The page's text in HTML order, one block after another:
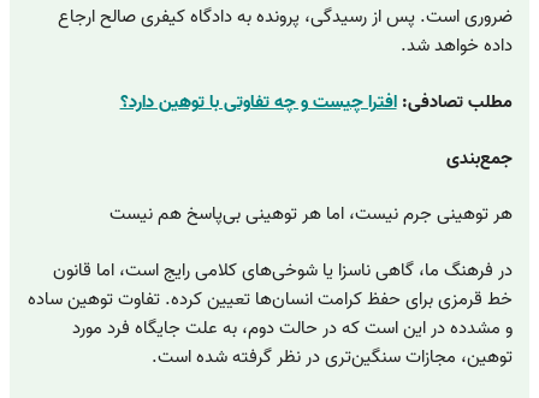
ضروری است. پس از رسیدگی، پرونده به دادگاه کیفری صالح ارجاع
داده خواهد شد.
مطلب تصادفی:افترا چیست و چه تفاوتی با توهین دارد؟
جمع‌بندی
هر توهینی جرم نیست، اما هر توهینی بی‌پاسخ هم نیست
در فرهنگ ما، گاهی ناسزا یا شوخی‌های کلامی رایج است، اما قانون
خط قرمزی برای حفظ کرامت انسان‌ها تعیین کرده. تفاوت توهین ساده
و مشدده در این است که در حالت دوم، به علت جایگاه فرد مورد
توهین، مجازات سنگین‌تری در نظر گرفته شده است.